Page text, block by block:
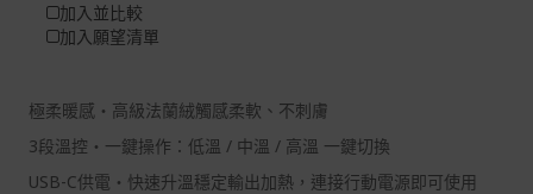
極柔暖感・高級法蘭絨觸感柔軟、不刺膚
3段溫控・一鍵操作：低溫 / 中溫 / 高溫 一鍵切換
USB-C供電・快速升溫穩定輸出加熱，連接行動電源即可使用
加入並比較
加入願望清單